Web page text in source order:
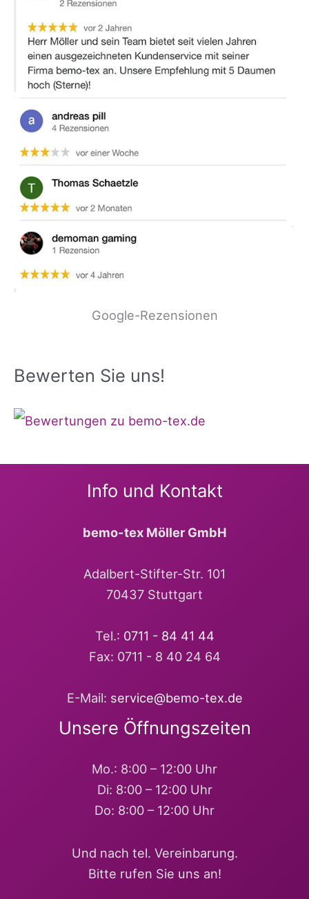
Google-Rezensionen
Bewerten Sie uns!
Info und Kontakt
bemo-tex Möller GmbH
Adalbert-Stifter-Str. 101
70437 Stuttgart
Tel.: 0711 - 84 41 44
Fax: 0711 - 8 40 24 64
E-Mail: service@bemo-tex.de
Unsere Öffnungszeiten
Mo.: 8:00 – 12:00 Uhr
Di: 8:00 – 12:00 Uhr
Do: 8:00 – 12:00 Uhr
Und nach tel. Vereinbarung.
Bitte rufen Sie uns an!